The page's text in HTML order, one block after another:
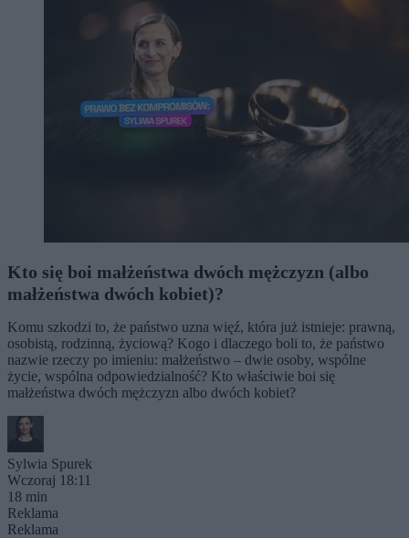
Kto się boi małżeństwa dwóch mężczyzn (albo
małżeństwa dwóch kobiet)?
Komu szkodzi to, że państwo uzna więź, która już istnieje: prawną,
osobistą, rodzinną, życiową? Kogo i dlaczego boli to, że państwo
nazwie rzeczy po imieniu: małżeństwo – dwie osoby, wspólne
życie, wspólna odpowiedzialność? Kto właściwie boi się
małżeństwa dwóch mężczyzn albo dwóch kobiet?
Sylwia Spurek
Wczoraj 18:11
18 min
Reklama
Reklama